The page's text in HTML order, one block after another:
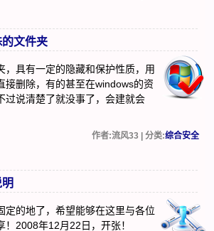
文件夹
具有一定的隐藏和保护性质，用
接删除，有的甚至在windows的资
过说清楚了就没事了，会建就会
作者:流风33 | 分类:综合安全
的地了，希望能够在这里与各位
！2008年12月22日，开张！